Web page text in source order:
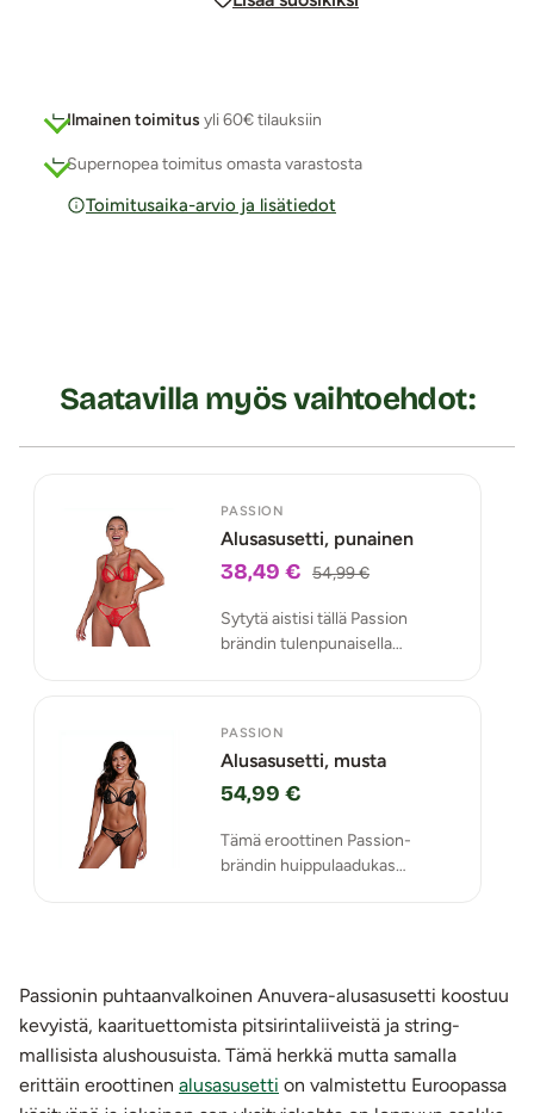
Ilmainen toimitus yli 60€ tilauksiin
Supernopea toimitus omasta varastosta
Toimitusaika-arvio ja lisätiedot
Saatavilla myös vaihtoehdot:
PASSION
Alusasusetti, punainen
38,49 € 54,99 €
Sytytä aistisi tällä Passion
brändin tulenpunaisella
PASSION
Alusasusetti, musta
54,99 €
Tämä eroottinen Passion-
brändin huippulaadukas
täydellinen yhdistelmä eroottisiin
hetkiisi.
Passionin puhtaanvalkoinen Anuvera-alusasusetti koostuu
kevyistä, kaarituettomista pitsirintaliiveistä ja string-
mallisista alushousuista. Tämä herkkä mutta samalla
erittäin eroottinen alusasusetti on valmistettu Euroopassa